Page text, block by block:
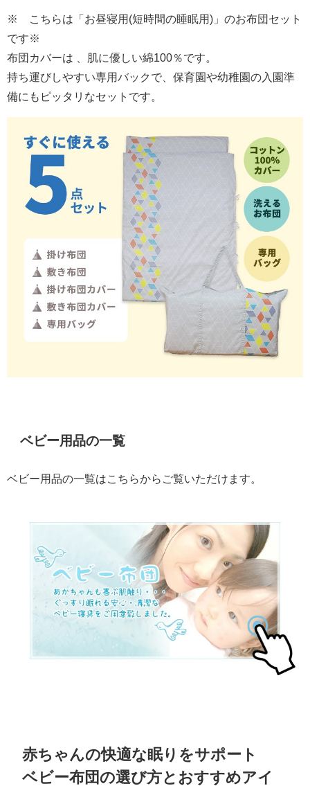
※ こちらは「お昼寝用(短時間の睡眠用)」のお布団セット
です※
布団カバーは 、肌に優しい綿100％です。
持ち運びしやすい専用バックで、保育園や幼稚園の入園準
備にもピッタリなセットです。
ベビー用品の一覧
ベビー用品の一覧はこちらからご覧いただけます。
赤ちゃんの快適な眠りをサポート
ベビー布団の選び方とおすすめアイ